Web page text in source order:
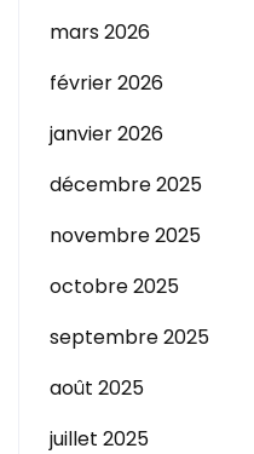
mars 2026
février 2026
janvier 2026
décembre 2025
novembre 2025
octobre 2025
septembre 2025
août 2025
juillet 2025